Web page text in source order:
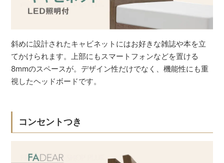
斜めに設計されたキャビネットにはお好きな雑誌や本を立
てかけられます。上部にもスマートフォンなどを置ける
8mmのスペースが。デザイン性だけでなく、機能性にも重
視したヘッドボードです。
コンセントつき